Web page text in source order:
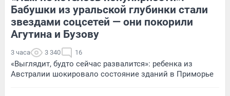
Бабушки из уральской глубинки стали
звездами соцсетей — они покорили
Агутина и Бузову
3 часа 3 340 16
«Выглядит, будто сейчас развалится»: ребенка из
Австралии шокировало состояние зданий в Приморье